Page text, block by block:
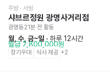
주방 · 서빙
샤브르정원 광명사거리점
광명동21분 전 활동
월, 수, 금~일 · 하루 12시간
월급 2,800,000원
장기우대 식사 제공 +2